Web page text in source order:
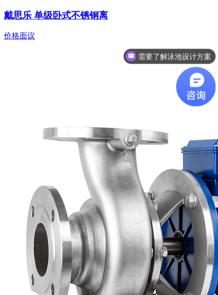
戴思乐 单级卧式不锈钢离
价格面议
想了解游泳池设备？